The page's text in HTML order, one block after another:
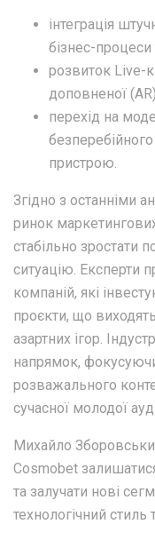
інтеграція
бізнес-процеси
розвиток Live-
доповненої
перехід на
пристрою.
Згідно з останніми
ринок
стабільно зростати
ситуацію. Експерти
компаній, які
проєкти, що
азартних ігор.
напрямок,
розважального
сучасної молодої
Михайло
Cosmobet
та залучати нові
технологічний стиль